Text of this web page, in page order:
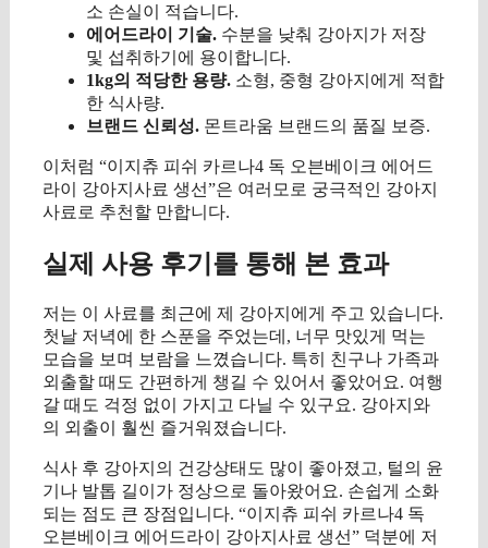
소 손실이 적습니다.
에어드라이 기술. 수분을 낮춰 강아지가 저장
및 섭취하기에 용이합니다.
1kg의 적당한 용량. 소형, 중형 강아지에게 적합
한 식사량.
브랜드 신뢰성. 몬트라움 브랜드의 품질 보증.
이처럼 “이지츄 피쉬 카르나4 독 오븐베이크 에어드
라이 강아지사료 생선”은 여러모로 궁극적인 강아지
사료로 추천할 만합니다.
실제 사용 후기를 통해 본 효과
저는 이 사료를 최근에 제 강아지에게 주고 있습니다.
첫날 저녁에 한 스푼을 주었는데, 너무 맛있게 먹는
모습을 보며 보람을 느꼈습니다. 특히 친구나 가족과
외출할 때도 간편하게 챙길 수 있어서 좋았어요. 여행
갈 때도 걱정 없이 가지고 다닐 수 있구요. 강아지와
의 외출이 훨씬 즐거워졌습니다.
식사 후 강아지의 건강상태도 많이 좋아졌고, 털의 윤
기나 발톱 길이가 정상으로 돌아왔어요. 손쉽게 소화
되는 점도 큰 장점입니다. “이지츄 피쉬 카르나4 독
오븐베이크 에어드라이 강아지사료 생선” 덕분에 저